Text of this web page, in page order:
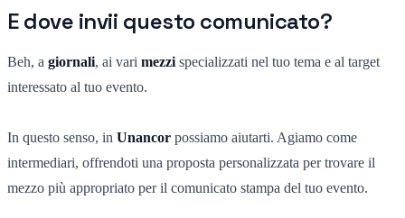
E dove invii questo comunicato?
Beh, a giornali, ai vari mezzi specializzati nel tuo tema e al target
interessato al tuo evento.
In questo senso, in Unancor possiamo aiutarti. Agiamo come
intermediari, offrendoti una proposta personalizzata per trovare il
mezzo più appropriato per il comunicato stampa del tuo evento.